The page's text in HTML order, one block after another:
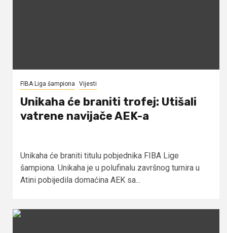
FIBA Liga šampiona Vijesti
Unikaha će braniti trofej: Utišali
vatrene navijače AEK-a
Unikaha će braniti titulu pobjednika FIBA Lige
šampiona. Unikaha je u polufinalu završnog turnira u
Atini pobijedila domaćina AEK sa...